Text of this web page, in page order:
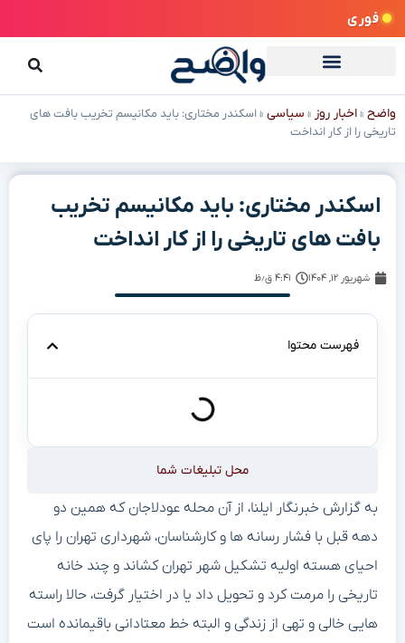
فوری
واضح »اخبار روز » سیاسی »اسکندر مختاری: باید مکانیسم تخریب بافت های
تاریخی را از کار انداخت
اسکندر مختاری: باید مکانیسم تخریب
بافت های تاریخی را از کار انداخت
شهریور ۱۲, ۱۴۰۴ ۴:۴۱ ق٫ظ
فهرست محتوا
محل تبلیغات شما
به گزارش خبرنگار ایلنا، از آن محله عودلاجان که همین دو
دهه قبل با فشار رسانه ها و کارشناسان، شهرداری تهران را پای
احیای هسته اولیه تشکیل شهر تهران کشاند و چند خانه
تاریخی را مرمت کرد و تحویل داد یا در اختیار گرفت، حالا راسته
هایی خالی و تهی از زندگی و البته خط معتادانی باقیمانده است